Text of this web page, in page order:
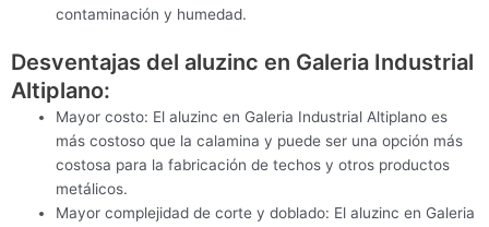
contaminación y humedad.
Desventajas del aluzinc en Galeria Industrial
Altiplano:
Mayor costo: El aluzinc en Galeria Industrial Altiplano es
más costoso que la calamina y puede ser una opción más
costosa para la fabricación de techos y otros productos
metálicos.
Mayor complejidad de corte y doblado: El aluzinc en Galeria